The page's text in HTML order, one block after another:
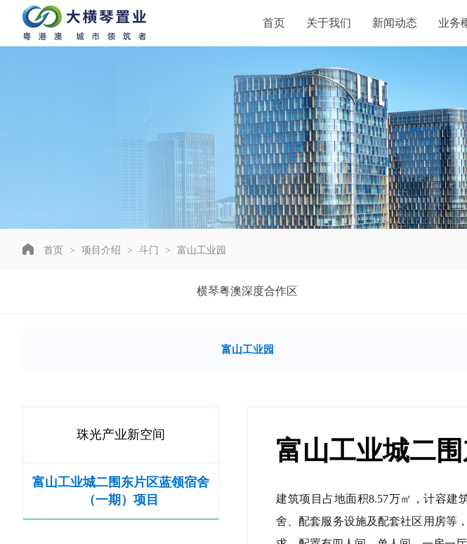
首页 关于我们 新闻动态 业务
首页 > 项目介绍 > 斗门 > 富山工业园
横琴粤澳深度合作区
富山工业园
珠光产业新空间
富山工业城二围东片区蓝领宿舍
（一期）项目
富山工业城二
建筑项目占地面积8.57万㎡，计容建
舍、配套服务设施及配套社区用房等